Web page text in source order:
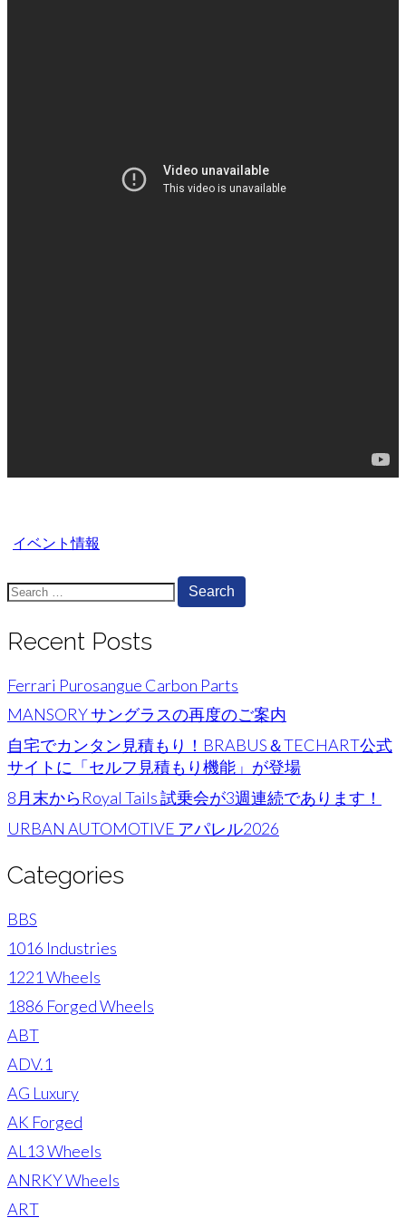
イベント情報
Search
for:
Recent Posts
Ferrari Purosangue Carbon Parts
MANSORY サングラスの再度のご案内
自宅でカンタン見積もり！BRABUS＆TECHART公式
サイトに「セルフ見積もり機能」が登場
8月末からRoyal Tails 試乗会が3週連続であります！
URBAN AUTOMOTIVE アパレル2026
Categories
BBS
1016 Industries
1221 Wheels
1886 Forged Wheels
ABT
ADV.1
AG Luxury
AK Forged
AL13 Wheels
ANRKY Wheels
ART